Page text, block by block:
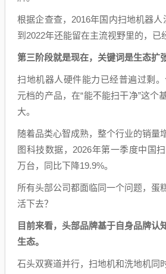
根据企查查，2016年国内扫地机器人
到2022年还能留在主流视野里的，已
第三阶段就是现在，关键词是生态扩
扫地机器人硬件能力已经普遍过剩
元档的产品，在“能不能扫干净”这个
大。
随着品类心智成熟，整个行业的销量
图科技数据，2026年第一季度中国
万台，同比下降19.9%。
所有头部公司都面临同一个问题，蛋
活下去？
目前来看，头部品牌基于自身品牌认
生态。
石头双赛道并行，扫地机和洗地机同